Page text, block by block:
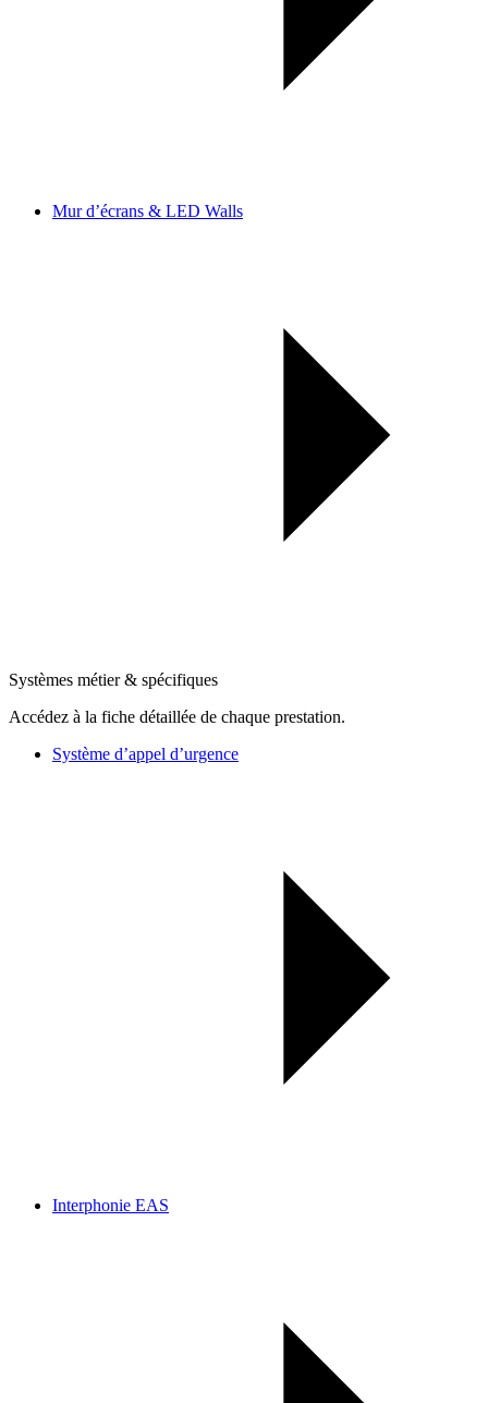
Mur d’écrans & LED Walls
Systèmes métier & spécifiques
Accédez à la fiche détaillée de chaque prestation.
Système d’appel d’urgence
Interphonie EAS